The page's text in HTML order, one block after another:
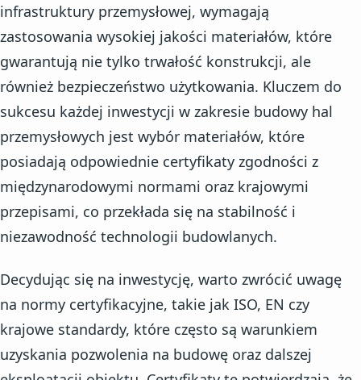
infrastruktury przemysłowej, wymagają
zastosowania wysokiej jakości materiałów, które
gwarantują nie tylko trwałość konstrukcji, ale
również bezpieczeństwo użytkowania. Kluczem do
sukcesu każdej inwestycji w zakresie budowy hal
przemysłowych jest wybór materiałów, które
posiadają odpowiednie certyfikaty zgodności z
międzynarodowymi normami oraz krajowymi
przepisami, co przekłada się na stabilność i
niezawodność technologii budowlanych.
Decydując się na inwestycję, warto zwrócić uwagę
na normy certyfikacyjne, takie jak ISO, EN czy
krajowe standardy, które często są warunkiem
uzyskania pozwolenia na budowę oraz dalszej